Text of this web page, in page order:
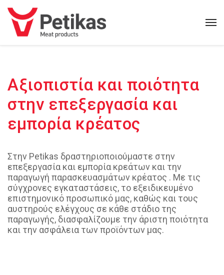
Αξιοπιστία και ποιότητα
στην επεξεργασία και
εμπορία κρέατος
Στην Petikas δραστηριοποιούμαστε στην
επεξεργασία και εμπορία κρεάτων και την
παραγωγή παρασκευασμάτων κρέατος . Με τις
σύγχρονες εγκαταστάσεις, το εξειδικευμένο
επιστημονικό προσωπικό μας, καθώς και τους
αυστηρούς ελέγχους σε κάθε στάδιο της
παραγωγής, διασφαλίζουμε την άριστη ποιότητα
και την ασφάλεια των προϊόντων μας.